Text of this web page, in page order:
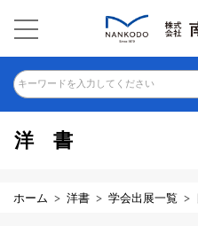
キーワードを入力してください
洋書
ホーム 洋書 学会出展一覧